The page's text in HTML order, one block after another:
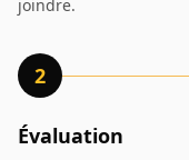
joindre.
2
Évaluation